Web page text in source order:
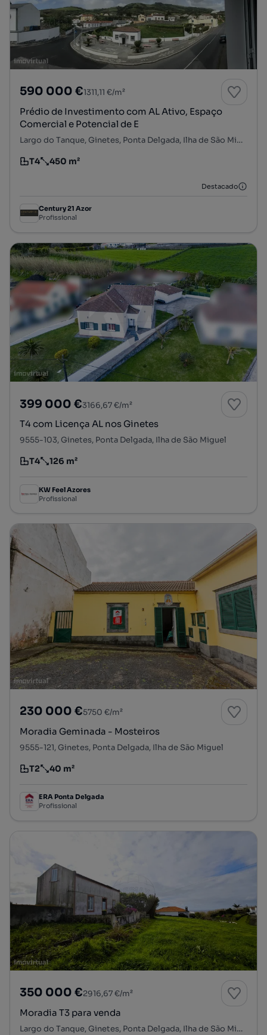
590 000 €1311,11 €/m²
Prédio de Investimento com AL Ativo, Espaço
Comercial e Potencial de E
Largo do Tanque, Ginetes, Ponta Delgada, Ilha de São Miguel
Tipologia
T4
Preço por metro quadrado
450 m²
Destacado
Century 21 Azor
Profissional
399 000 €3166,67 €/m²
T4 com Licença AL nos Ginetes
9555-103, Ginetes, Ponta Delgada, Ilha de São Miguel
Tipologia
T4
Preço por metro quadrado
126 m²
KW Feel Azores
Profissional
230 000 €5750 €/m²
Moradia Geminada - Mosteiros
9555-121, Ginetes, Ponta Delgada, Ilha de São Miguel
Tipologia
T2
Preço por metro quadrado
40 m²
ERA Ponta Delgada
Profissional
350 000 €2916,67 €/m²
Moradia T3 para venda
Largo do Tanque, Ginetes, Ponta Delgada, Ilha de São Miguel